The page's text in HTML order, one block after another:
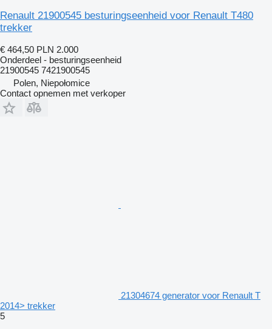
Renault 21900545 besturingseenheid voor Renault T480
trekker
€ 464,50 PLN 2.000
Onderdeel - besturingseenheid
21900545 7421900545
Polen, Niepołomice
Contact opnemen met verkoper
21304674 generator voor Renault T
2014> trekker
5